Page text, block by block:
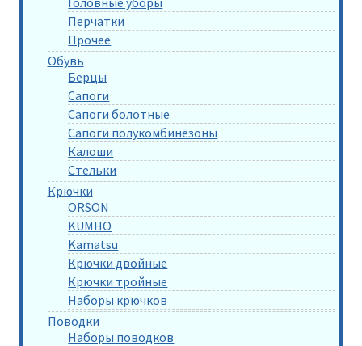
Перчатки
Прочее
Обувь
Берцы
Сапоги
Сапоги болотные
Сапоги полукомбинезоны
Калоши
Стельки
Крючки
ORSON
KUMHO
Kamatsu
Крючки двойные
Крючки тройные
Наборы крючков
Поводки
Наборы поводков